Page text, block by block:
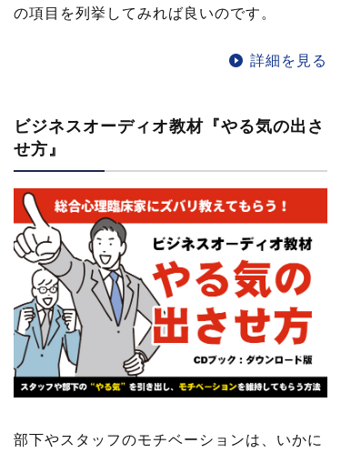
の項目を列挙してみれば良いのです。
詳細を見る
ビジネスオーディオ教材『やる気の出さ
せ方』
部下やスタッフのモチベーションは、いかに